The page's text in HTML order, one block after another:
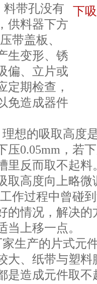
料带孔没有
供料器下方
带盖板、
生变形、锈
偏、立片或
定期检查，
免造成器件
想的吸取高度
压0.05mm，若
里反而取不起料
取高度向上略微
作过程中曾碰
的情况，解决的
当上移一点。
生产的片式元
大、纸带与塑料
是造成元件取